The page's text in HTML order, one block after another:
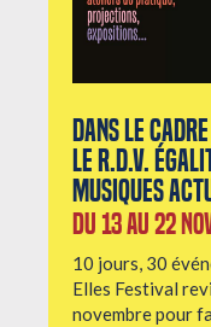
Dans le
Le r.d.v.
musiques
Du 13 au 22
10 jours, 30
Elles Festival
novembre pour